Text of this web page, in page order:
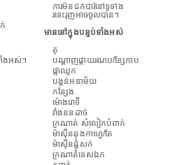
ាំងអស់។
ការមិនជក់បារីនៅទូទាំង
រទេះរុញអាចចូលបាន។
មាននៅក្នុងបន្ទប់ទាំងអស់
តុ
បណ្តាញផ្កាយរណប/ខ្សែកាប
ផ្កាឈូក
បង្គន់អនាម័យ
កន្សែង
ម៉ោង​រោ​ទិ៍
វាំងននដាច់
ក្រណាត់ សំលៀកបំពាក់
ម៉ាស៊ីនឆុងកាហ្វេ/តែ
ម៉ាស៊ីន​ផ្លុំ​សក់
ក្រណាត់ទេសឯក